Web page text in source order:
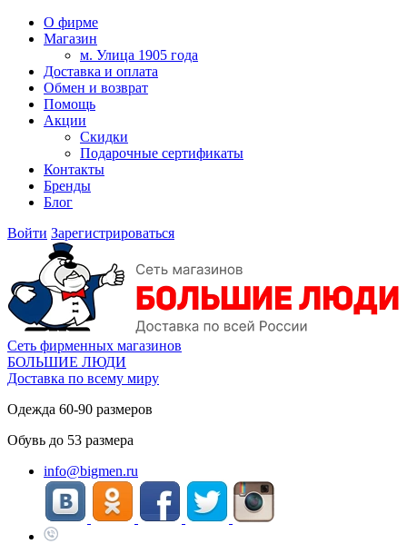
О фирме
Магазин
м. Улица 1905 года
Доставка и оплата
Обмен и возврат
Помощь
Акции
Скидки
Подарочные сертификаты
Контакты
Бренды
Блог
Войти Зарегистрироваться
Сеть фирменных магазинов
БОЛЬШИЕ ЛЮДИ
Доставка по всему миру
Одежда 60-90 размеров
Обувь до 53 размера
info@bigmen.ru